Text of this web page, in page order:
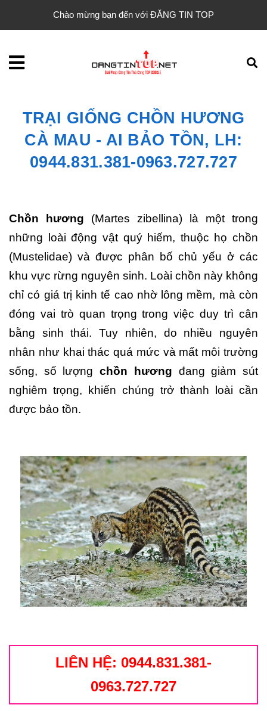
Chào mừng bạn đến với ĐĂNG TIN TOP
TRẠI GIỐNG CHỒN HƯƠNG
CÀ MAU - AI BẢO TỒN, LH:
0944.831.381-0963.727.727
Chồn hương (Martes zibellina) là một trong
những loài động vật quý hiếm, thuộc họ chồn
(Mustelidae) và được phân bố chủ yếu ở các
khu vực rừng nguyên sinh. Loài chồn này không
chỉ có giá trị kinh tế cao nhờ lông mềm, mà còn
đóng vai trò quan trọng trong việc duy trì cân
bằng sinh thái. Tuy nhiên, do nhiều nguyên
nhân như khai thác quá mức và mất môi trường
sống, số lượngchồn hương đang giảm sút
nghiêm trọng, khiến chúng trở thành loài cần
được bảo tồn.
LIÊN HỆ: 0944.831.381-
0963.727.727